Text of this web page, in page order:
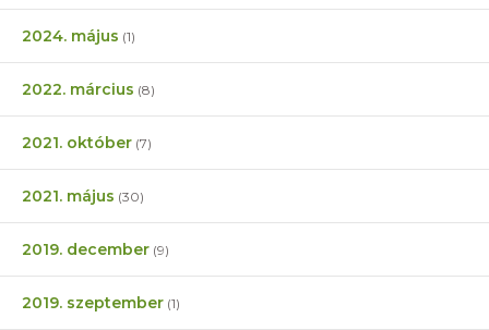
2024. május (1)
2022. március (8)
2021. október (7)
2021. május (30)
2019. december (9)
2019. szeptember (1)